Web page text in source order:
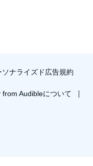
ソナライズド広告規約
from Audibleについて